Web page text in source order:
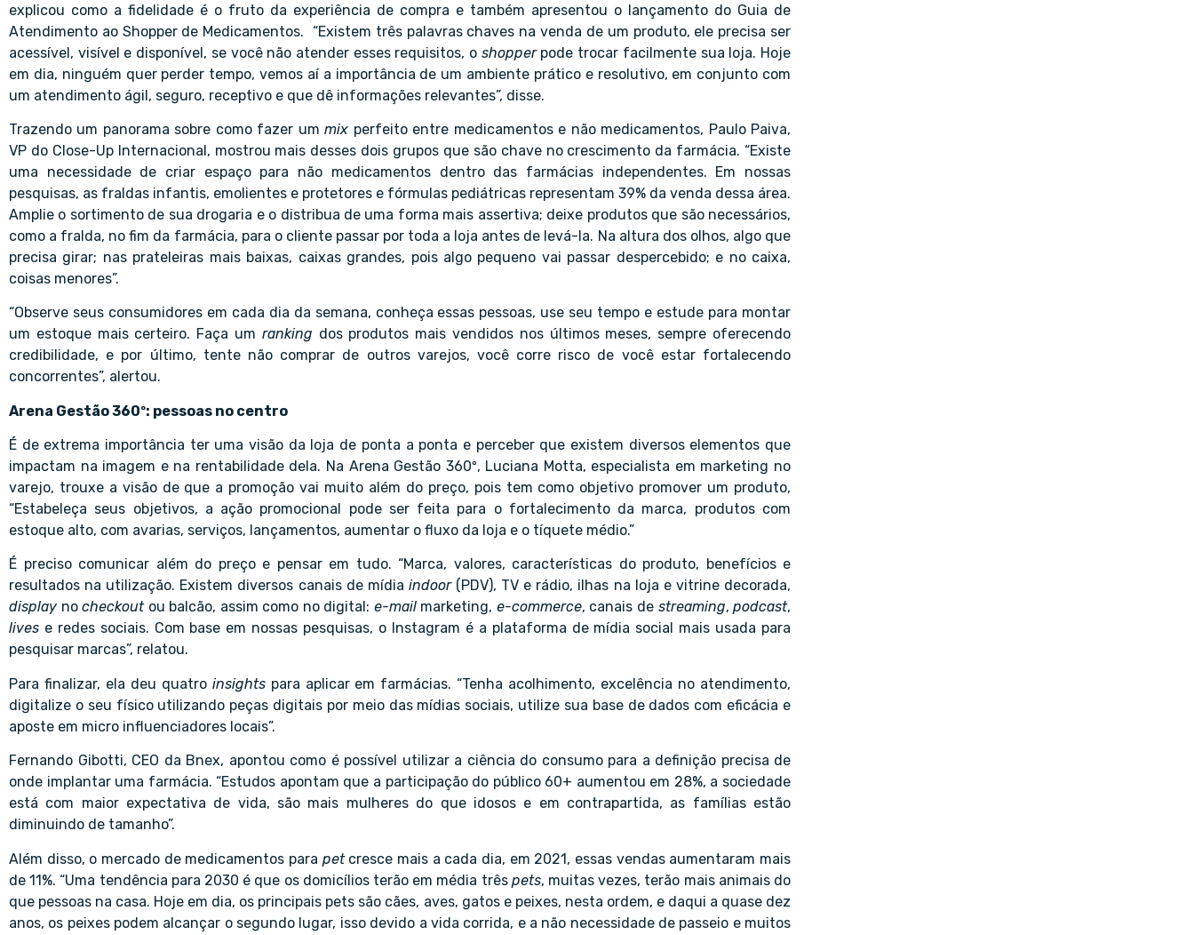
explicou como a fidelidade é o fruto da experiência de compra e também apresentou o lançamento do Guia de
Atendimento ao Shopper de Medicamentos. “Existem três palavras chaves na venda de um produto, ele precisa ser
acessível, visível e disponível, se você não atender esses requisitos, o shopperpode trocar facilmente sua loja. Hoje
em dia, ninguém quer perder tempo, vemos aí a importância de um ambiente prático e resolutivo, em conjunto com
um atendimento ágil, seguro, receptivo e que dê informações relevantes”, disse.
Trazendo um panorama sobre como fazer ummix perfeito entre medicamentos e não medicamentos, Paulo Paiva,
VP do Close-Up Internacional, mostrou mais desses dois grupos que são chave no crescimento da farmácia. “Existe
uma necessidade de criar espaço para não medicamentos dentro das farmácias independentes. Em nossas
pesquisas, as fraldas infantis, emolientes e protetores e fórmulas pediátricas representam 39% da venda dessa área.
Amplie o sortimento de sua drogaria e o distribua de uma forma mais assertiva; deixe produtos que são necessários,
como a fralda, no fim da farmácia, para o cliente passar por toda a loja antes de levá-la. Na altura dos olhos, algo que
precisa girar; nas prateleiras mais baixas, caixas grandes, pois algo pequeno vai passar despercebido; e no caixa,
coisas menores”.
“Observe seus consumidores em cada dia da semana, conheça essas pessoas, use seu tempo e estude para montar
um estoque mais certeiro. Faça um ranking dos produtos mais vendidos nos últimos meses, sempre oferecendo
credibilidade, e por último, tente não comprar de outros varejos, você corre risco de você estar fortalecendo
concorrentes”, alertou.
Arena Gestão 360º: pessoas no centro
É de extrema importância ter uma visão da loja de ponta a ponta e perceber que existem diversos elementos que
impactam na imagem e na rentabilidade dela. Na Arena Gestão 360º, Luciana Motta, especialista em marketing no
varejo, trouxe a visão de que a promoção vai muito além do preço, pois tem como objetivo promover um produto,
“Estabeleça seus objetivos, a ação promocional pode ser feita para o fortalecimento da marca, produtos com
estoque alto, com avarias, serviços, lançamentos, aumentar o fluxo da loja e o tíquete médio.”
É preciso comunicar além do preço e pensar em tudo. “Marca, valores, características do produto, benefícios e
resultados na utilização. Existem diversos canais de mídia indoor (PDV), TV e rádio, ilhas na loja e vitrine decorada,
display nocheckout ou balcão, assim como no digital: e-mailmarketing, e-commerce, canais de streaming,podcast,
lives e redes sociais. Com base em nossas pesquisas, o Instagram é a plataforma de mídia social mais usada para
pesquisar marcas”, relatou.
Para finalizar, ela deu quatro insightspara aplicar em farmácias. “Tenha acolhimento, excelência no atendimento,
digitalize o seu físico utilizando peças digitais por meio das mídias sociais, utilize sua base de dados com eficácia e
aposte em micro influenciadores locais”.
Fernando Gibotti, CEO da Bnex, apontou como é possível utilizar a ciência do consumo para a definição precisa de
onde implantar uma farmácia. “Estudos apontam que a participação do público 60+ aumentou em 28%, a sociedade
está com maior expectativa de vida, são mais mulheres do que idosos e em contrapartida, as famílias estão
diminuindo de tamanho”.
Além disso, o mercado de medicamentos para pet cresce mais a cada dia, em 2021, essas vendas aumentaram mais
de 11%. “Uma tendência para 2030 é que os domicílios terão em média três pets, muitas vezes, terão mais animais do
que pessoas na casa. Hoje em dia, os principais pets são cães, aves, gatos e peixes, nesta ordem, e daqui a quase dez
anos, os peixes podem alcançar o segundo lugar, isso devido a vida corrida, e a não necessidade de passeio e muitos